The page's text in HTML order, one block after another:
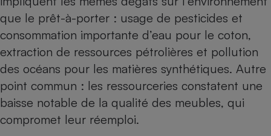
que le prêt-à-porter : usage de pesticides et
consommation importante d’eau pour le coton,
extraction de ressources pétrolières et pollution
des océans pour les matières synthétiques. Autre
point commun : les ressourceries constatent une
baisse notable de la qualité des meubles, qui
compromet leur réemploi.